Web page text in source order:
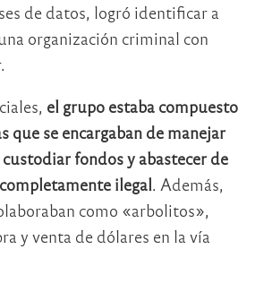
de datos, logró identificar a
organización criminal con
el grupo estaba compuesto
que se encargaban de manejar
fondos y abastecer de
ilegal. Además,
como «arbolitos»,
y venta de dólares en la vía